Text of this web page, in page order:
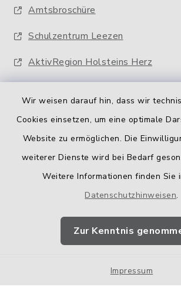
Wir weisen darauf hin, dass wir
Cookies einsetzen, um eine optimale
Website zu ermöglichen. Die
weiterer Dienste wird bei Bedarf
Weitere Informationen finden Sie
Datenschutzhinweisen.
Zur Kenntnis
Impressum
Amtsbroschüre
Schulzentrum Leezen
AktivRegion Holsteins Herz
Barrierefreiheit
Impressum
Sitemap